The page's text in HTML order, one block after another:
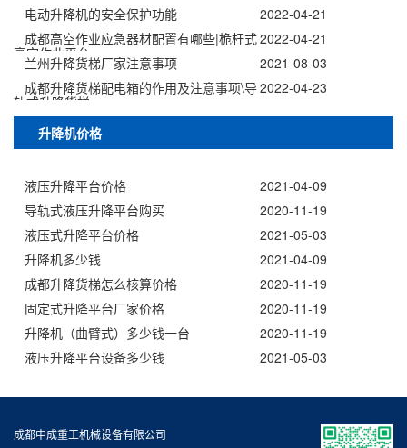
2022-04-21
电动升降机的安全保护功能
2022-04-21
成都高空作业应急器材配置有哪些|桅杆式
高空作业平台
2021-08-03
兰州升降货梯厂家注意事项
2022-04-23
成都升降货梯配电箱的作用及注意事项\导
轨式升降货梯
升降机价格
2021-04-09
液压升降平台价格
2020-11-19
导轨式液压升降平台购买
2021-05-03
液压式升降平台价格
2021-04-09
升降机多少钱
2020-11-19
成都升降货梯怎么核算价格
2020-11-19
固定式升降平台厂家价格
2020-11-19
升降机（曲臂式）多少钱一台
2021-05-03
液压升降平台设备多少钱
成都中成重工机械设备有限公司